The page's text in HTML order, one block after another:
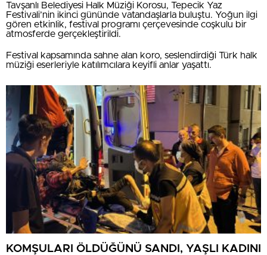
Tavşanlı Belediyesi Halk Müziği Korosu, Tepecik Yaz
Festivali’nin ikinci gününde vatandaşlarla buluştu. Yoğun ilgi
gören etkinlik, festival programı çerçevesinde coşkulu bir
atmosferde gerçekleştirildi.
Festival kapsamında sahne alan koro, seslendirdiği Türk halk
müziği eserleriyle katılımcılara keyifli anlar yaşattı.
KOMŞULARI ÖLDÜĞÜNÜ SANDI, YAŞLI KADINI